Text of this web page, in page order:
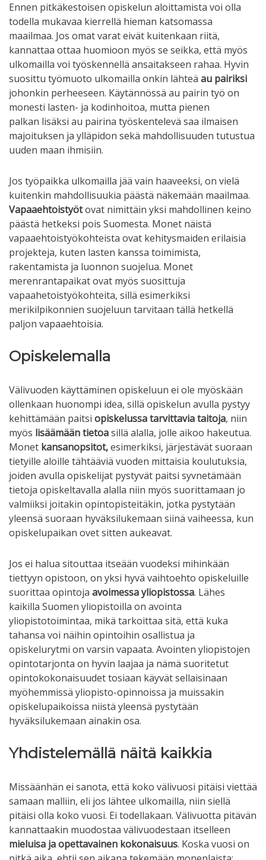
Ennen pitkäkestoisen opiskelun aloittamista voi olla
todella mukavaa kierrellä hieman katsomassa
maailmaa. Jos omat varat eivät kuitenkaan riitä,
kannattaa ottaa huomioon myös se seikka, että myös
ulkomailla voi työskennellä ansaitakseen rahaa. Hyvin
suosittu työmuoto ulkomailla onkin lähteä au pairiksi
johonkin perheeseen. Käytännössä au pairin työ on
monesti lasten- ja kodinhoitoa, mutta pienen
palkan lisäksi au pairina työskentelevä saa ilmaisen
majoituksen ja ylläpidon sekä mahdollisuuden tutustua
uuden maan ihmisiin.
Jos työpaikka ulkomailla jää vain haaveeksi, on vielä
kuitenkin mahdollisuukia päästä näkemään maailmaa.
Vapaaehtoistyötovat nimittäin yksi mahdollinen keino
päästä hetkeksi pois Suomesta. Monet näistä
vapaaehtoistyökohteista ovat kehitysmaiden erilaisia
projekteja, kuten lasten kanssa toimimista,
rakentamista ja luonnon suojelua. Monet
merenrantapaikat ovat myös suosittuja
vapaahetoistyökohteita, sillä esimerkiksi
merikilpikonnien suojeluun tarvitaan tällä hetkellä
paljon vapaaehtoisia.
Opiskelemalla
Välivuoden käyttäminen opiskeluun ei ole myöskään
ollenkaan huonompi idea, sillä opiskelun avulla pystyy
kehittämään paitsi opiskelussa tarvittavia taitoja, niin
myös lisäämään tietoasillä alalla, jolle aikoo hakeutua.
Monet kansanopsitot,esimerkiksi, järjestävät suoraan
tietyille aloille tähtääviä vuoden mittaisia koulutuksia,
joiden avulla opiskelijat pystyvät paitsi syvnetämään
tietoja opiskeltavalla alalla niin myös suorittamaan jo
valmiiksi joitakin opintopisteitäkin, jotka pystytään
yleensä suoraan hyväksilukemaan siinä vaiheessa, kun
opiskelupaikan ovet sitten aukeavat.
Jos ei halua sitouttaa itseään vuodeksi mihinkään
tiettyyn opistoon, on yksi hyvä vaihtoehto opiskeluille
suorittaa opintoja avoimessa yliopistossa. Lähes
kaikilla Suomen yliopistoilla on avointa
yliopistotoimintaa, mikä tarkoittaa sitä, että kuka
tahansa voi näihin opintoihin osallistua ja
opiskelurytmi on varsin vapaata. Avointen yliopistojen
opintotarjonta on hyvin laajaa ja nämä suoritetut
opintokokonaisuudet tosiaan käyvät sellaisinaan
myöhemmissä yliopisto-opinnoissa ja muissakin
opiskelupaikoissa niistä yleensä pystytään
hyväksilukemaan ainakin osa.
Yhdistelemällä näitä kaikkia
Missäänhän ei sanota, että koko välivuosi pitäisi viettää
samaan malliin, eli jos lähtee ulkomailla, niin siellä
pitäisi olla koko vuosi. Ei todellakaan. Välivuotta pitävän
kannattaakin muodostaa välivuodestaan itselleen
mieluisa ja opettavainen kokonaisuus. Koska vuosi on